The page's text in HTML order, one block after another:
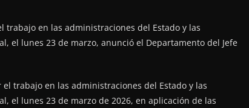
trabajo en las administraciones del Estado y las
el lunes 23 de marzo, anunció el Departamento del Jefe
trabajo en las administraciones del Estado y las
el lunes 23 de marzo de 2026, en aplicación de las